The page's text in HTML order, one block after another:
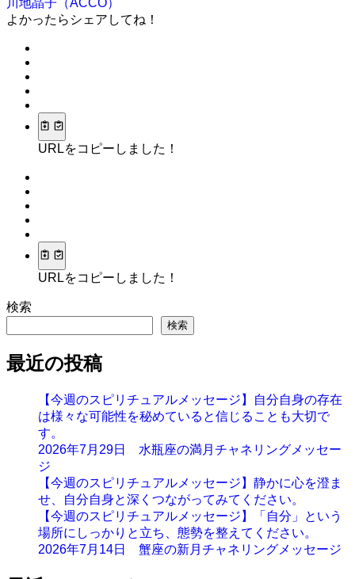
よかったらシェアしてね！
URLをコピーしました！
URLをコピーしました！
検索
検索
最近の投稿
【今週のスピリチュアルメッセージ】自分自身の存在
は様々な可能性を秘めていると信じることも大切で
す。
2026年7月29日 水瓶座の満月チャネリングメッセー
ジ
【今週のスピリチュアルメッセージ】静かに心を澄ま
せ、自分自身と深くつながってみてください。
【今週のスピリチュアルメッセージ】「自分」という
場所にしっかりと立ち、態勢を整えてください。
2026年7月14日 蟹座の新月チャネリングメッセージ